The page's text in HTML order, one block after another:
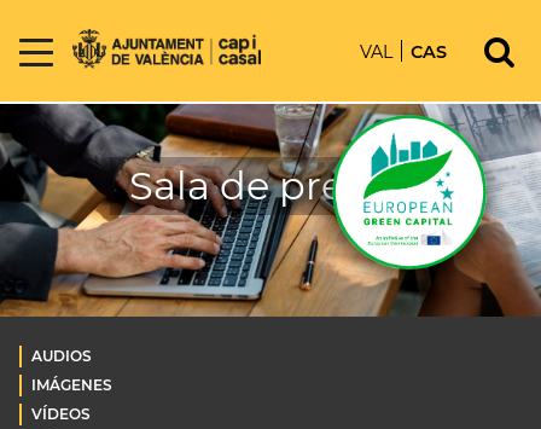
VAL CAS
Sala de prensa
AUDIOS
IMÁGENES
VÍDEOS